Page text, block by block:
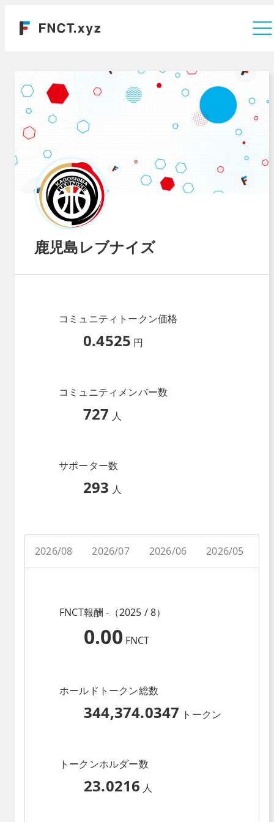
鹿児島レブナイズ
コミュニティトークン価格
0.4525 円
コミュニティメンバー数
727 人
サポーター数
293 人
2026/08 2026/07 2026/06 2026/05
FNCT報酬 -（2025 / 8）
0.00 FNCT
ホールドトークン総数
344,374.0347 トークン
トークンホルダー数
23.0216 人